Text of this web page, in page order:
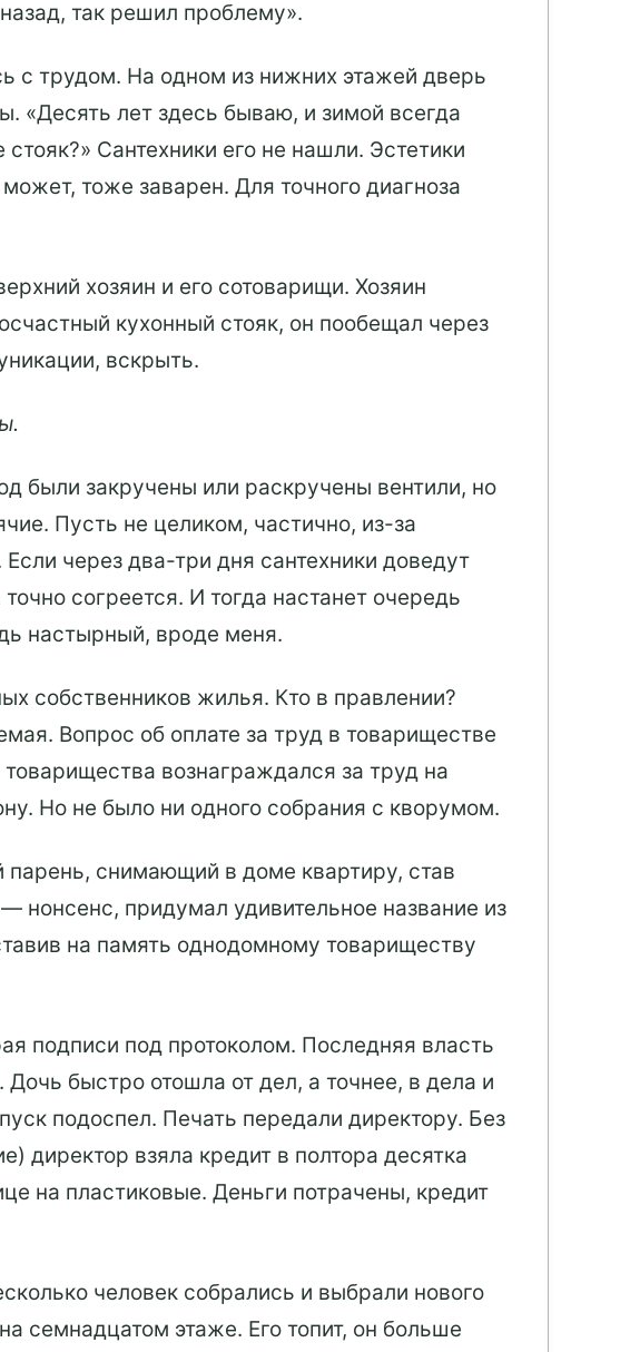
так решил проблему».
с трудом. На одном из нижних этажей дверь
«Десять лет здесь бываю, и зимой всегда
Сантехники его не нашли. Эстетики
тоже заварен. Для точного диагноза
хозяин и его сотоварищи. Хозяин
кухонный стояк, он пообещал через
вскрыть.
были закручены или раскручены вентили, но
Пусть не целиком, частично, из-за
через два-три дня сантехники доведут
согреется. И тогда настанет очередь
настырный, вроде меня.
собственников жилья. Кто в правлении?
Вопрос об оплате за труд в товариществе
вознаграждался за труд на
Но не было ни одного собрания с кворумом.
снимающий в доме квартиру, став
нонсенс, придумал удивительное название из
на память однодомному товариществу
подписи под протоколом. Последняя власть
быстро отошла от дел, а точнее, в дела и
подоспел. Печать передали директору. Без
директор взяла кредит в полтора десятка
на пластиковые. Деньги потрачены, кредит
человек собрались и выбрали нового
семнадцатом этаже. Его топит, он больше